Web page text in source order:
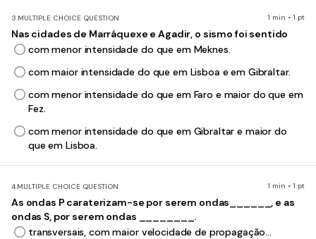
3.MULTIPLE CHOICE QUESTION 1 min • 1 pt
Nas cidades de Marráquexe e Agadir, o sismo foi sentido
com menor intensidade do que em Meknes.
com maior intensidade do que em Lisboa e em Gibraltar.
com menor intensidade do que em Faro e maior do que em
Fez.
com menor intensidade do que em Gibraltar e maior do
que em Lisboa.
4.MULTIPLE CHOICE QUESTION 1 min • 1 pt
As ondas P caraterizam-se por serem ondas______, e as
ondas S, por serem ondas ________.
transversais, com maior velocidade de propagação…